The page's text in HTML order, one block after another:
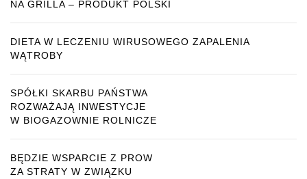
NA GRILLA – PRODUKT POLSKI
DIETA W LECZENIU WIRUSOWEGO ZAPALENIA
WĄTROBY
SPÓŁKI SKARBU PAŃSTWA
ROZWAŻAJĄ INWESTYCJE
W BIOGAZOWNIE ROLNICZE
BĘDZIE WSPARCIE Z PROW
ZA STRATY W ZWIĄZKU